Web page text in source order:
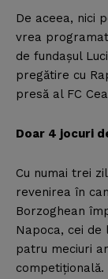
De aceea, nici
vrea
de fundaşul
pregătire cu
presă al FC
Doar 4 jocuri
Cu numai trei
revenirea în
Borzoghean
Napoca, cei de
patru meciuri